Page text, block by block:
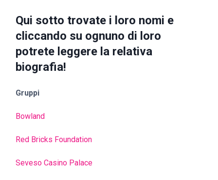
Qui sotto trovate i loro nomi e
cliccando su ognuno di loro
potrete leggere la relativa
biografia!
Gruppi
Bowland
Red Bricks Foundation
Seveso Casino Palace